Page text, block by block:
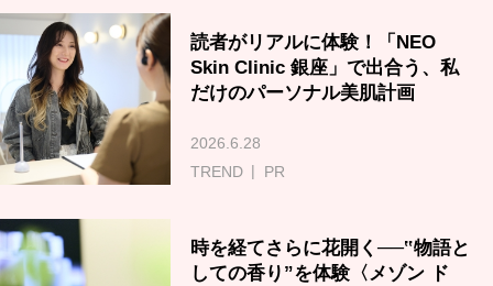
読者がリアルに体験！「NEO
Skin Clinic 銀座」で出合う、私
だけのパーソナル美肌計画
2026.6.28
TREND
PR
時を経てさらに花開く──‟物語と
しての香り”を体験〈メゾン ド